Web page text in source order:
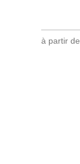
à partir de